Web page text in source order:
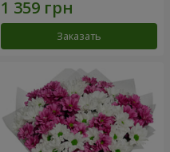
Заказать